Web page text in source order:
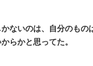
かないのは、自分のもの
らかと思ってた。